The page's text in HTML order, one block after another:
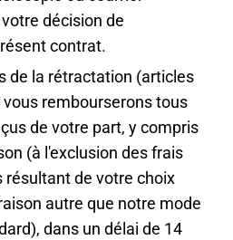
décision de
contrat.
de la rétractation (articles
rembourserons tous
de votre part, y compris
(à l'exclusion des frais
résultant de votre choix
autre que notre mode
dans un délai de 14